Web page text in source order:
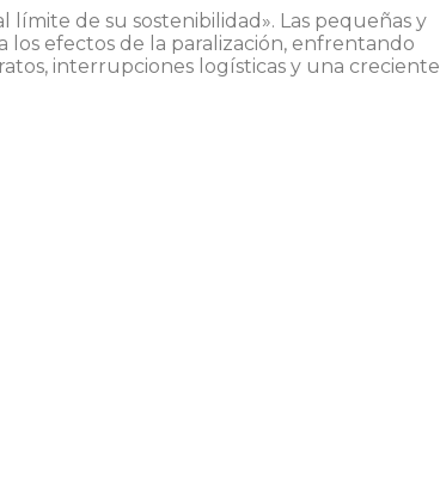
de su sostenibilidad». Las pequeñas y
los efectos de la paralización, enfrentando
interrupciones logísticas y una creciente